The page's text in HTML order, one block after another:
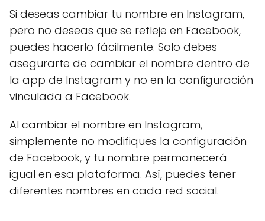
Si deseas cambiar tu nombre en Instagram,
pero no deseas que se refleje en Facebook,
puedes hacerlo fácilmente. Solo debes
asegurarte de cambiar el nombre dentro de
la app de Instagram y no en la configuración
vinculada a Facebook.
Al cambiar el nombre en Instagram,
simplemente no modifiques la configuración
de Facebook, y tu nombre permanecerá
igual en esa plataforma. Así, puedes tener
diferentes nombres en cada red social.